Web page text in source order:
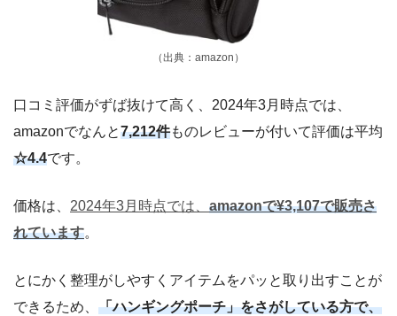
（出典：amazon）
口コミ評価がずば抜けて高く、2024年3月時点では、
amazonでなんと7,212件ものレビューが付いて評価は平均
☆4.4です。
価格は、 2024年3月時点では、 amazonで¥3,107で販売さ
れています。
とにかく整理がしやすくアイテムをパッと取り出すことが
できるため、 「ハンギングポーチ」をさがしている方で、